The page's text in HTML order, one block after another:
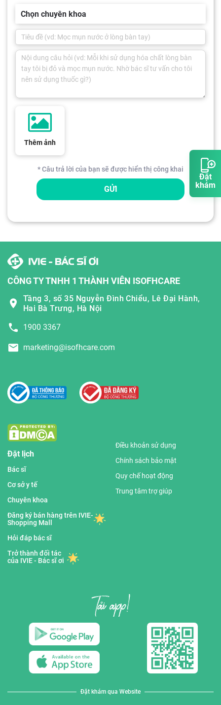
Đặt
khám
Chọn chuyên khoa
Thêm ảnh
* Câu trả lời của bạn sẽ được hiển thị công khai
GỬI
CÔNG TY TNHH 1 THÀNH VIÊN ISOFHCARE
Tầng 3, số 35 Nguyễn Đình Chiểu, Lê Đại Hành,
Hai Bà Trưng, Hà Nội
1900 3367
marketing@isofhcare.com
Đặt lịch
Bác sĩ
Cơ sở y tế
Chuyên khoa
Đăng ký bán hàng trên IVIE-
Shopping Mall
Hỏi đáp bác sĩ
Trở thành đối tác
của IVIE - Bác sĩ ơi
Điều khoản sử dụng
Chính sách bảo mật
Quy chế hoạt động
Trung tâm trợ giúp
Đặt khám qua Website